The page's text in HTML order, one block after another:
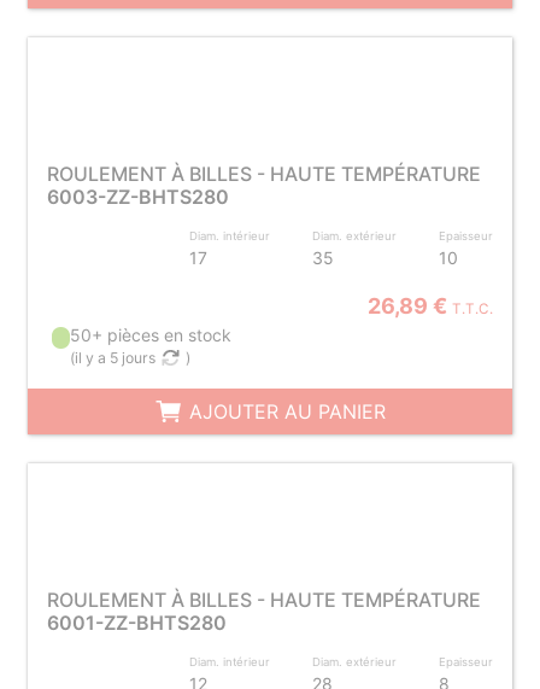
ROULEMENT À BILLES - HAUTE TEMPÉRATURE
6003-ZZ-BHTS280
Diam. intérieur
17
Diam. extérieur
35
Epaisseur
10
26,89 € T.T.C.
50+ pièces en stock
(il y a 5 jours )
AJOUTER AU PANIER
ROULEMENT À BILLES - HAUTE TEMPÉRATURE
6001-ZZ-BHTS280
Diam. intérieur
12
Diam. extérieur
28
Epaisseur
8